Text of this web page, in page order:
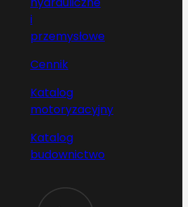
i
przemysłowe
Cennik
Katalog
motoryzacyjny
Katalog
budownictwo